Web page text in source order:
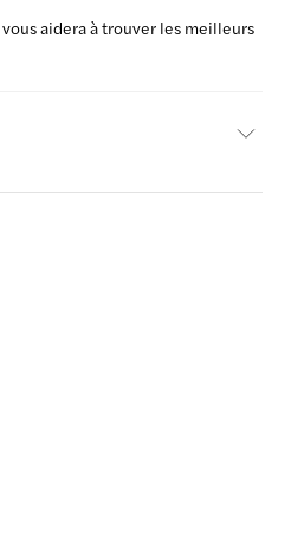
vous aidera à trouver les meilleurs